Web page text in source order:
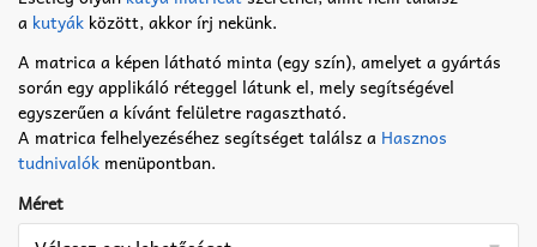
a kutyák között, akkor írj nekünk.
A matrica a képen látható minta (egy szín), amelyet a gyártás
során egy applikáló réteggel látunk el, mely segítségével
egyszerűen a kívánt felületre ragasztható.
A matrica felhelyezéséhez segítséget találsz a Hasznos
tudnivalók menüpontban.
Méret